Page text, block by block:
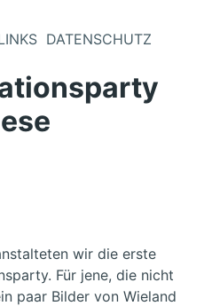
DATENSCHUTZ
wir die erste
Für jene, die nicht
paar Bilder von Wieland